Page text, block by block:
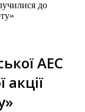
до
АЕС